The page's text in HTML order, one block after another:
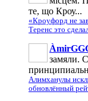
те, що Кроу...
«Кроуфорд не
Теренс это
замяли.
Алимханулы
обновлённый